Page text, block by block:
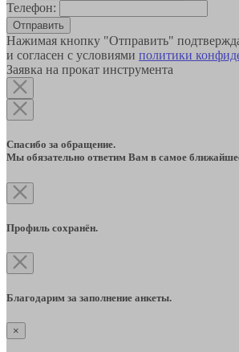
Телефон:
Отправить
Нажимая кнопку "Отправить"
и согласен с условиями политики
Заявка на прокат инструмента
Спасибо за обращение.
Мы обязательно ответим Вам в самое
Профиль сохранён.
Благодарим за заполнение анкеты.
×